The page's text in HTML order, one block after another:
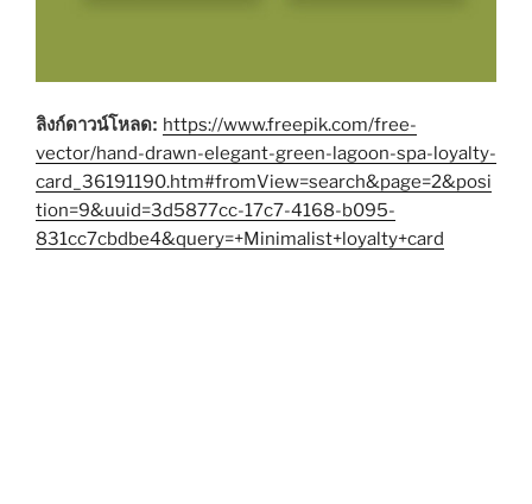
ลิงก์ดาวน์โหลด: https://www.freepik.com/free-
vector/hand-drawn-elegant-green-lagoon-spa-loyalty-
card_36191190.htm#fromView=search&page=2&posi
tion=9&uuid=3d5877cc-17c7-4168-b095-
831cc7cbdbe4&query=+Minimalist+loyalty+card